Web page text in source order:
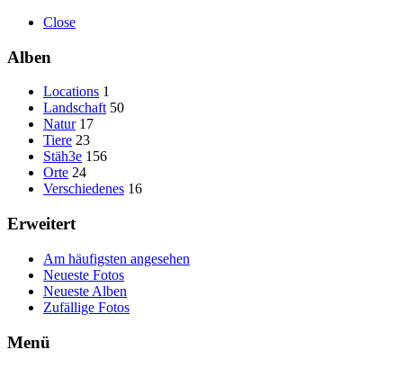
Close
Alben
Locations 1
Landschaft 50
Natur 17
Tiere 23
Stäh3e 156
Orte 24
Verschiedenes 16
Erweitert
Am häufigsten angesehen
Neueste Fotos
Neueste Alben
Zufällige Fotos
Menü